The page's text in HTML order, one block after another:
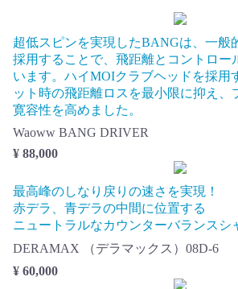
超低スピンを実現したBANGは、一般
採用することで、飛距離とコントロー
います。ハイMOIクラブヘッドを採用
ット時の飛距離ロスを最小限に抑え、
寛容性を高めました。
Waoww BANG DRIVER
¥ 88,000
最高峰のしなり戻りの速さを実現！
赤デラ、青デラの中間に位置する
ニュートラルなカウンターバランスシ
DERAMAX （デラマックス）08D-6
¥ 60,000